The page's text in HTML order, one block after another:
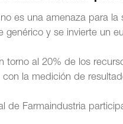
es una amenaza para
genérico y se invierte un
torno al 20% de los
con la medición de
de Farmaindustria